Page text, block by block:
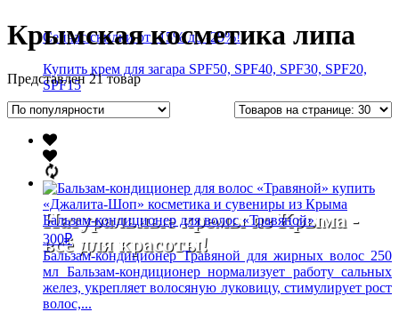
Сейчас скидки от -15% до -25%!
Купить крем для загара SPF50, SPF40, SPF30, SPF20,
SPF15
Натуральные кремы из Крыма -
всё для красоты!
Крымская косметика липа
Представлен 21 товар
Бальзам-кондиционер для волос «Травяной»
300₽
Бальзам-кондиционер Травяной для жирных волос 250
мл Бальзам-кондиционер нормализует работу сальных
желез, укрепляет волосяную луковицу, стимулирует рост
волос,...